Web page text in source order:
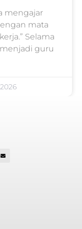
mengajar
mata
Selama
guru